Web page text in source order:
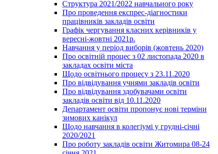
Структура 2021/2022 навчального року
Про проведення експрес-діагностики
працівників закладів освіти
Графік чергування класних керівників у
вересні-жовтні 2021р.
Навчання у період виборів (жовтень 2020)
Про освітній процес з 02 листопада 2020 в
закладах освіти міста
Щодо освітнього процесу з 23.11.2020
Про відвідування учнями закладів освіти
Про відвідування здобувачами освіти
закладів освіти від 10.11.2020
Департамент освіти пропонує нові терміни
зимових канікул
Щодо навчання в колегіумі у грудні-січні
2020/2021
Про роботу закладів освіти Житомира 08-24